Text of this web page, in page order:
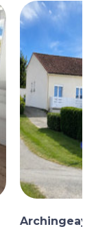
Archingeay,